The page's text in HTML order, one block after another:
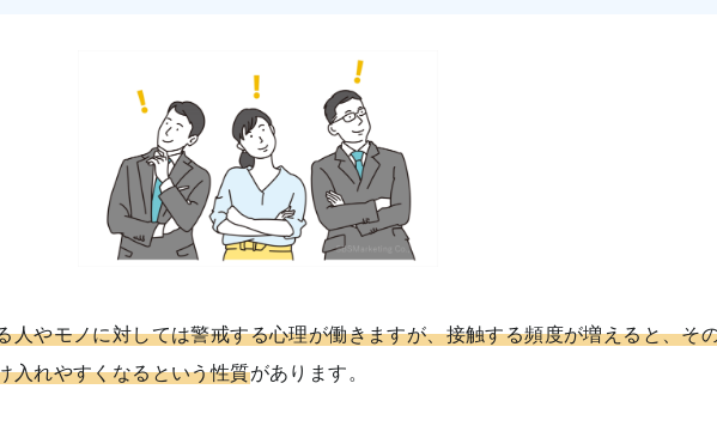
人やモノに対しては警戒する心理が働きますが、接触する頻度が増えると、そ
入れやすくなるという性質があります。